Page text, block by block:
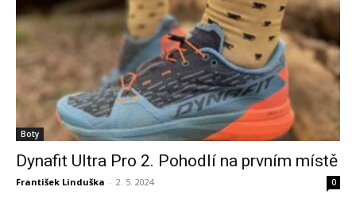
Boty
Dynafit Ultra Pro 2. Pohodlí na prvním místě
František Linduška - 2. 5. 2024 0